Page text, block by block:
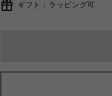
ギフト：ラッピング可